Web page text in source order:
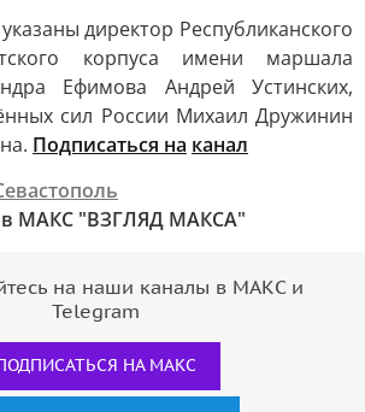
директор Республиканского
корпуса имени маршала
Ефимова Андрей Устинских,
сил России Михаил Дружинин
Подписаться на канал
в МАКС "ВЗГЛЯД МАКСА"
на наши каналы в МАКС и
Telegram
НА МАКС